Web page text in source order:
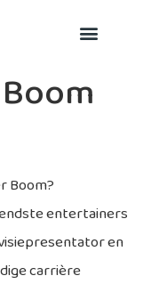
Boom?
entertainers
en
carrière